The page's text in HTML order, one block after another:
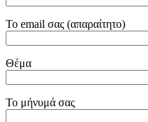
Το email σας (απαραίτητο)
Θέμα
Το μήνυμά σας